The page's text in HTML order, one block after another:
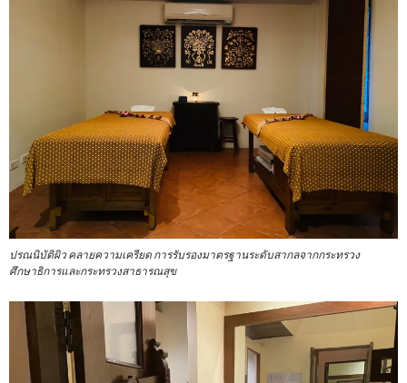
ปรณนิบัติผิว คลายความเครียด การรับรองมาตรฐานระดับสากลจากกระทรวง
ศึกษาธิการและกระทรวงสาธารณสุข